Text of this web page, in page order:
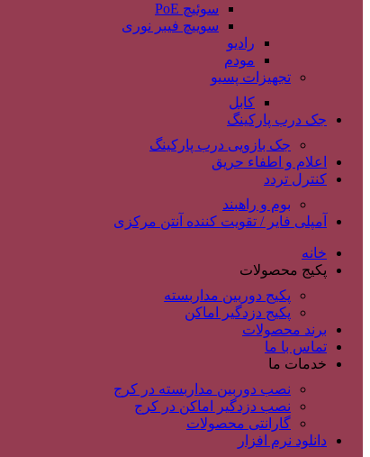
سوئیچ PoE
سوییچ فیبر نوری
رادیو
مودم
تجهیزات پسیو
کابل
جک درب پارکینگ
جک بازویی درب پارکینگ
اعلام و اطفاء حریق
کنترل تردد
بوم و راهبند
آمپلی فایر / تقویت کننده آنتن مرکزی
خانه
پکیج محصولات
پکیج دوربین مداربسته
پکیج دزدگیر اماکن
برند محصولات
تماس با ما
خدمات ما
نصب دوربین مداربسته در کرج
نصب دزدگیر اماکن در کرج
گارانتی محصولات
دانلود نرم افزار